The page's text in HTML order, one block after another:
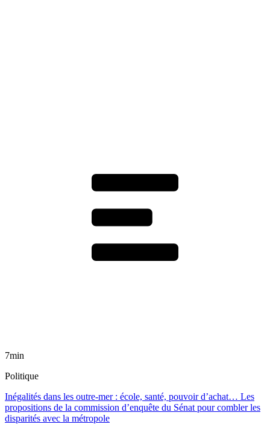
7min
Politique
Inégalités dans les outre-mer : école, santé, pouvoir d’achat… Les
propositions de la commission d’enquête du Sénat pour combler les
disparités avec la métropole